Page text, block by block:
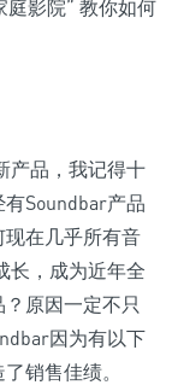
产品，我记得十
Soundbar产品
在几乎所有音
长，成为近年全
原因一定不只
因为有以下
销售佳绩。